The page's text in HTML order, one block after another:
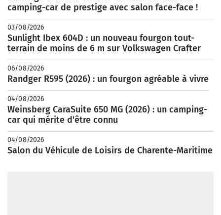
camping-car de prestige avec salon face-face !
03/08/2026
Sunlight Ibex 604D : un nouveau fourgon tout-
terrain de moins de 6 m sur Volkswagen Crafter
06/08/2026
Randger R595 (2026) : un fourgon agréable à vivre
04/08/2026
Weinsberg CaraSuite 650 MG (2026) : un camping-
car qui mérite d'être connu
04/08/2026
Salon du Véhicule de Loisirs de Charente-Maritime